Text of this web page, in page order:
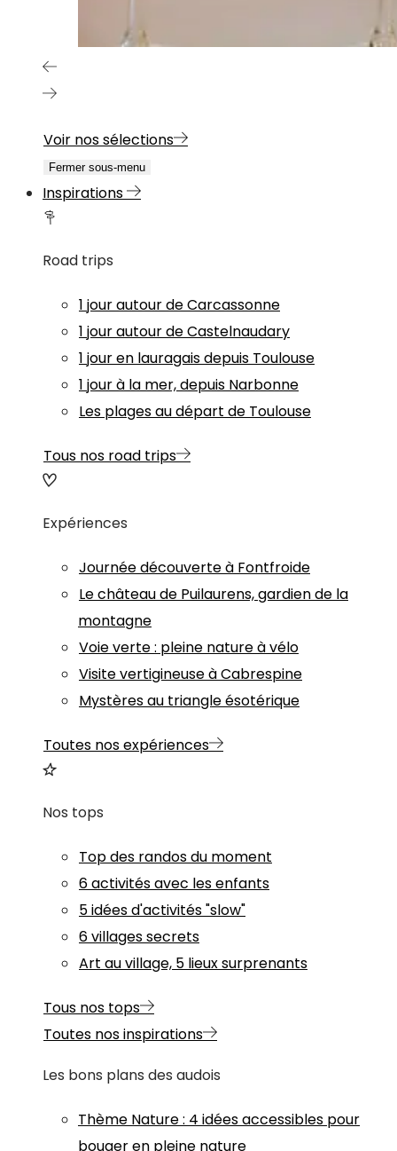
Voir nos sélections
Fermer sous-menu
Inspirations
Road trips
1 jour autour de Carcassonne
1 jour autour de Castelnaudary
1 jour en lauragais depuis Toulouse
1 jour à la mer, depuis Narbonne
Les plages au départ de Toulouse
Tous nos road trips
Expériences
Journée découverte à Fontfroide
Le château de Puilaurens, gardien de la
montagne
Voie verte : pleine nature à vélo
Visite vertigineuse à Cabrespine
Mystères au triangle ésotérique
Toutes nos expériences
Nos tops
Top des randos du moment
6 activités avec les enfants
5 idées d'activités "slow"
6 villages secrets
Art au village, 5 lieux surprenants
Tous nos tops
Toutes nos inspirations
Les bons plans des audois
Thème Nature: 4 idées accessibles pour
bouger en pleine nature